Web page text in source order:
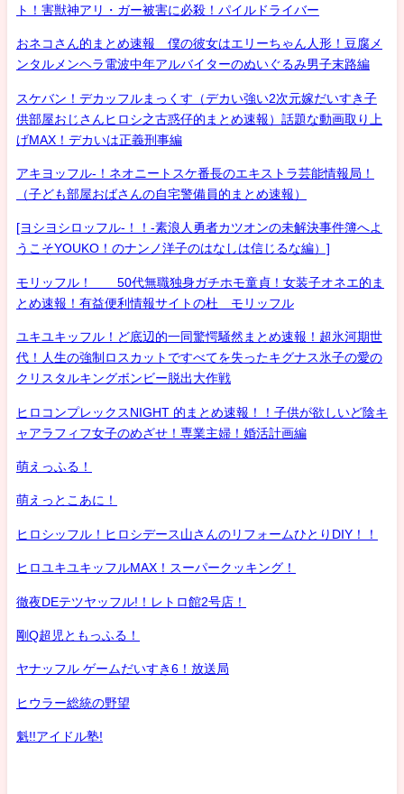
ト！害獣神アリ・ガー被害に必殺！パイルドライバー
おネコさん的まとめ速報 僕の彼女はエリーちゃん人形！豆腐メ
ンタルメンヘラ電波中年アルバイターのぬいぐるみ男子末路編
スケバン！デカッフルまっくす（デカい強い2次元嫁だいすき子
供部屋おじさんヒロシ之古惑仔的まとめ速報）話題な動画取り上
げMAX！デカいは正義刑事編
アキヨッフル-！ネオニートスケ番長のエキストラ芸能情報局！
（子ども部屋おばさんの自宅警備員的まとめ速報）
[ヨシヨシロッフル-！！-素浪人勇者カツオンの未解決事件簿へよ
うこそYOUKO！のナンノ洋子のはなしは信じるな編）]
モリッフル！ 50代無職独身ガチホモ童貞！女装子オネエ的ま
とめ速報！有益便利情報サイトの杜 モリッフル
ユキユキッフル！ど底辺的一同驚愕騒然まとめ速報！超氷河期世
代！人生の強制ロスカットですべてを失ったキグナス氷子の愛の
クリスタルキングボンビー脱出大作戦
ヒロコンプレックスNIGHT 的まとめ速報！！子供が欲しいど陰キ
ャアラフィフ女子のめざせ！専業主婦！婚活計画編
萌えっふる！
萌えっとこあに！
ヒロシッフル！ヒロシデース山さんのリフォームひとりDIY！！
ヒロユキユキッフルMAX！スーパークッキング！
徹夜DEテツヤッフル!！レトロ館2号店！
剛Q超児ともっふる！
ヤナッフル ゲームだいすき6！放送局
ヒウラー総統の野望
魁!!アイドル塾!